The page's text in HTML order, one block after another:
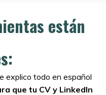
están
explico todo en español
que tu CV y LinkedIn